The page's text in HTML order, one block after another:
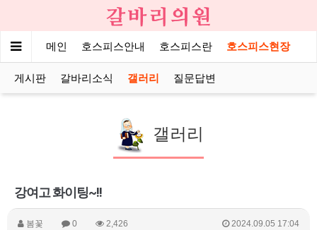
메인 호스피스안내 호스피스란 호스피스현장
게시판 갈바리소식 갤러리 질문답변
갤러리
강여고 화이팅~!!
봄꽃 0 2,426 2024.09.05 17:04